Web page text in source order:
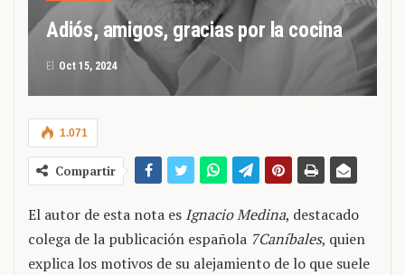
Adiós, amigos, gracias por la cocina
El Oct 15, 2024
1.071
Compartir
El autor de esta nota es Ignacio Medina, destacado
colega de la publicación española 7Caníbales, quien
explica los motivos de su alejamiento de lo que suele